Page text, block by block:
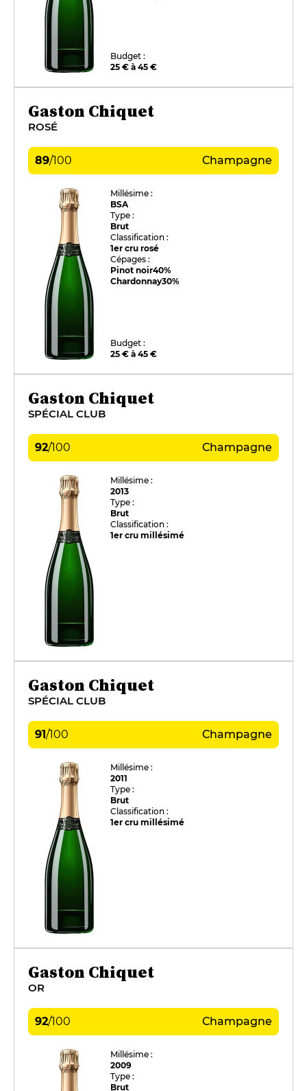
Budget :
25 € à 45 €
Gaston Chiquet
ROSÉ
89/100 Champagne
Millésime :
BSA
Type :
Brut
Classification :
1er cru rosé
Cépages :
Pinot noir40%
Chardonnay30%
Budget :
25 € à 45 €
Gaston Chiquet
SPÉCIAL CLUB
92/100 Champagne
Millésime :
2013
Type :
Brut
Classification :
1er cru millésimé
Gaston Chiquet
SPÉCIAL CLUB
91/100 Champagne
Millésime :
2011
Type :
Brut
Classification :
1er cru millésimé
Gaston Chiquet
OR
92/100 Champagne
Millésime :
2009
Type :
Brut